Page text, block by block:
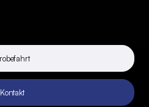
Kontakt